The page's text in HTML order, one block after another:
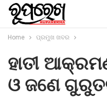
Home ପ୍ରମୁଖ ଖବର
ହାତୀ
ଓ ଜଣେ